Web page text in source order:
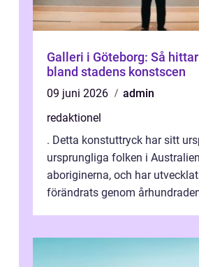
Galleri i Göteborg: Så
bland stadens konstscen
09 juni 2026
admin
redaktionel
. Detta konstuttryck har sitt
ursprungliga folken i
aboriginerna, och har
förändrats genom